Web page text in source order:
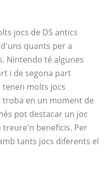
jocs de DS antics
quants per a
Nintendo té algunes
i de segona part
molts jocs
troba en un moment de
pot destacar un joc
beneficis. Per
tants jocs diferents el